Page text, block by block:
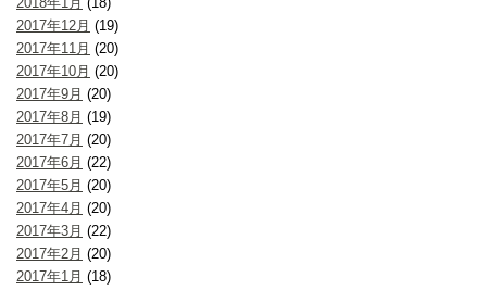
2017年12月 (19)
2017年11月 (20)
2017年10月 (20)
2017年9月 (20)
2017年8月 (19)
2017年7月 (20)
2017年6月 (22)
2017年5月 (20)
2017年4月 (20)
2017年3月 (22)
2017年2月 (20)
2017年1月 (18)